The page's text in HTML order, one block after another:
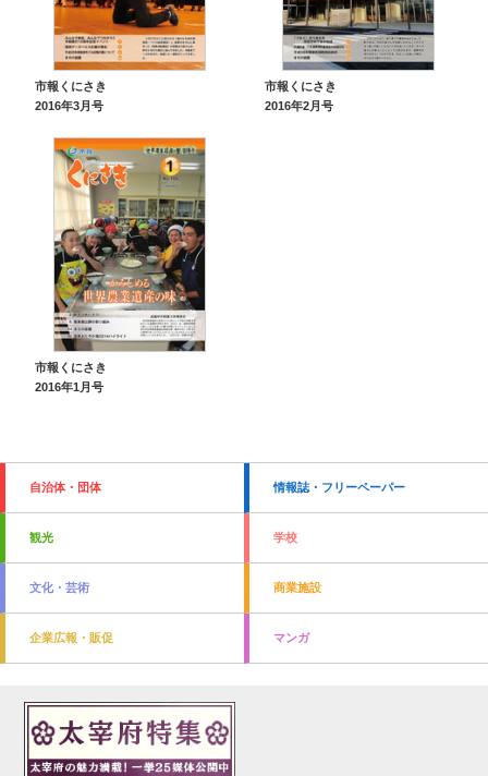
市報くにさき
2016年3月号
市報くにさき
2016年2月号
市報くにさき
2016年1月号
自治体・団体 情報誌・フリーペーパー
観光 学校
文化・芸術 商業施設
企業広報・販促 マンガ